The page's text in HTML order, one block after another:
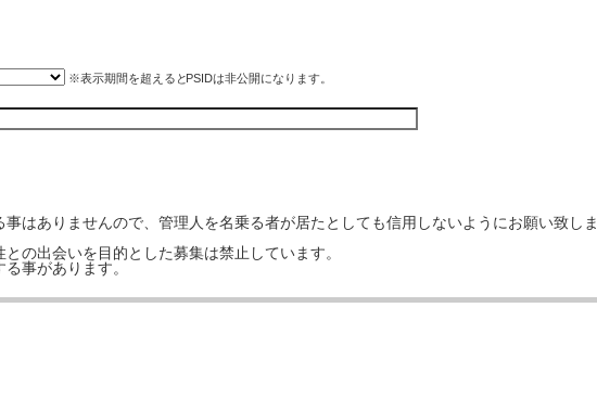
※表示期間を超えるとPSIDは非公開になります。
はありませんので、管理人を名乗る者が居たとしても信用しないようにお願い致しま
の出会いを目的とした募集は禁止しています。
事があります。